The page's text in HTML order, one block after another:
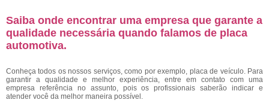
Saiba onde encontrar uma empresa que garante a
qualidade necessária quando falamos de placa
automotiva.
Conheça todos os nossos serviços, como por exemplo, placa de veículo. Para
garantir a qualidade e melhor experiência, entre em contato com uma
empresa referência no assunto, pois os profissionais saberão indicar e
atender você da melhor maneira possível.